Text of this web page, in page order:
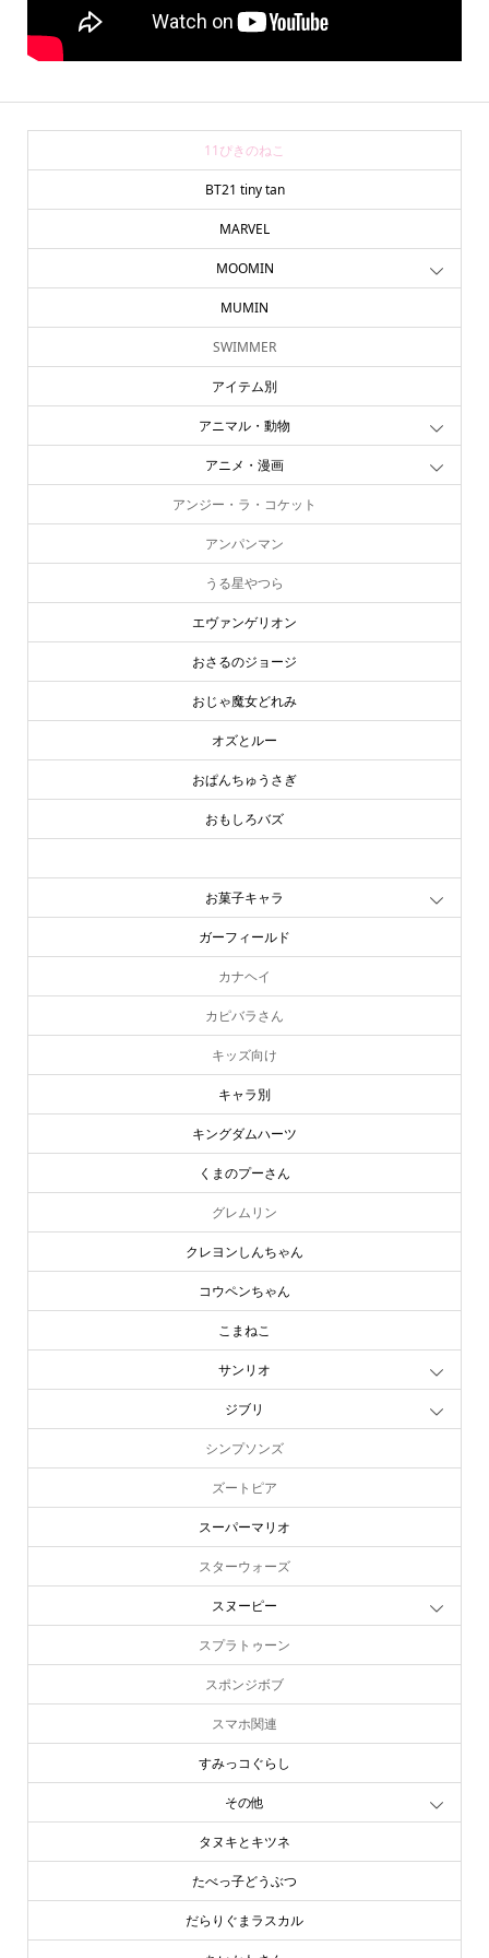
11ぴきのねこ
BT21 tiny tan
MARVEL
MOOMIN
MUMIN
SWIMMER
アイテム別
アニマル・動物
アニメ・漫画
アンジー・ラ・コケット
アンパンマン
うる星やつら
エヴァンゲリオン
おさるのジョージ
おじゃ魔女どれみ
オズとルー
おぱんちゅうさぎ
おもしろバズ
お菓子キャラ
ガーフィールド
カナヘイ
カピバラさん
キッズ向け
キャラ別
キングダムハーツ
くまのプーさん
グレムリン
クレヨンしんちゃん
コウペンちゃん
こまねこ
サンリオ
ジブリ
シンプソンズ
ズートピア
スーパーマリオ
スターウォーズ
スヌーピー
スプラトゥーン
スポンジボブ
スマホ関連
すみっコぐらし
その他
タヌキとキツネ
たべっ子どうぶつ
だらりぐまラスカル